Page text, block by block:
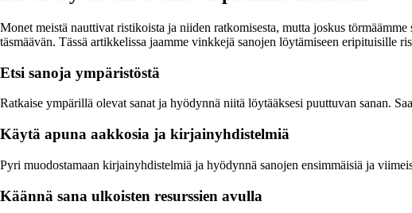
Monet meistä nauttivat ristikoista ja niiden ratkomisesta, mutta joskus
täsmäävän. Tässä artikkelissa jaamme vinkkejä sanojen löytämiseen eripituisille
Etsi sanoja ympäristöstä
Ratkaise ympärillä olevat sanat ja hyödynnä niitä löytääksesi puuttuvan sanan.
Käytä apuna aakkosia ja kirjainyhdistelmiä
Pyri muodostamaan kirjainyhdistelmiä ja hyödynnä sanojen ensimmäisiä ja
Käännä sana ulkoisten resurssien avulla